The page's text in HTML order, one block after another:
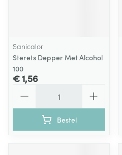
Sanicalor
Sterets Depper Met Alcohol
100
€ 1,56
Bestel